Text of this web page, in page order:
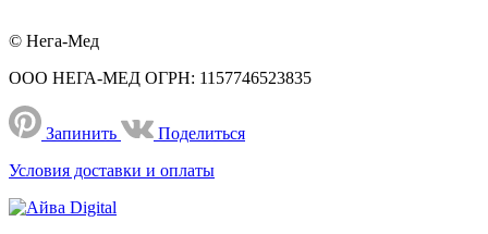
© Нега-Мед
ООО НЕГА-МЕД ОГРН: 1157746523835
Запинить
Поделиться
Условия доставки и оплаты